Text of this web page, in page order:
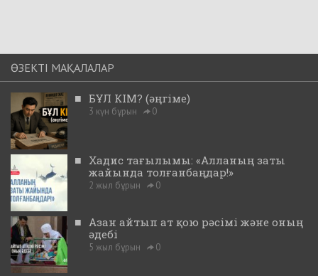
ӨЗЕКТІ МАҚАЛАЛАР
■ БҰЛ КІМ? (әңгіме)
3 күн бұрын 0
■ Хадис тағылымы: «Алланың заты
жайында толғанбаңдар!»
2 жыл бұрын 0
■ Азан айтып ат қою рәсімі және оның
әдебі
5 жыл бұрын 0